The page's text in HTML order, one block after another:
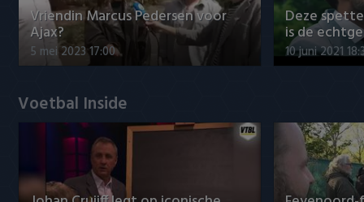
Vriendin Marcus Pedersen voor
Ajax?
5 mei 2023 17:00
Deze
is de
10 juni 2021
Voetbal Inside